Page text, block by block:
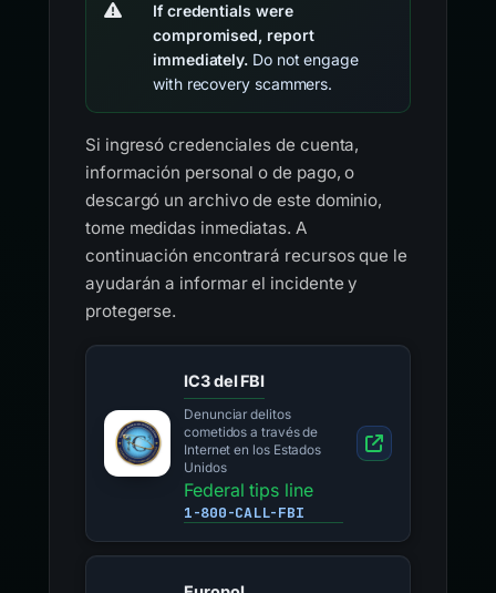
If credentials were
compromised, report
immediately. Do not engage
with recovery scammers.
Si ingresó credenciales de cuenta,
información personal o de pago, o
descargó un archivo de este dominio,
tome medidas inmediatas. A
continuación encontrará recursos que le
ayudarán a informar el incidente y
protegerse.
IC3 del FBI
Denunciar delitos
cometidos a través de
Internet en los Estados
Unidos
Federal tips line
1-800-CALL-FBI